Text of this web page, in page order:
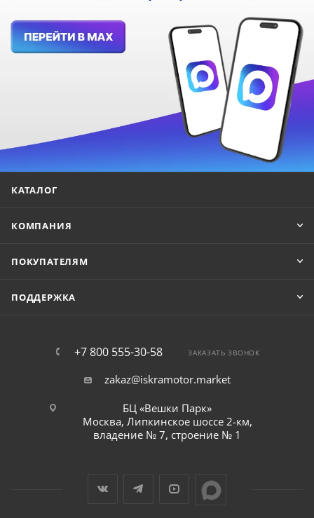
КАТАЛОГ
КОМПАНИЯ
ПОКУПАТЕЛЯМ
ПОДДЕРЖКА
+7 800 555-30-58 ЗАКАЗАТЬ ЗВОНОК
zakaz@iskramotor.market
БЦ «Вешки Парк»
Москва, Липкинское шоссе 2-км,
владение № 7, строение № 1